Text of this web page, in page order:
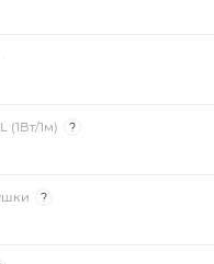
(1Вт/1м) ?
?